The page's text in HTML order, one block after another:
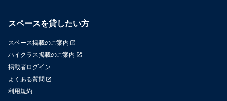
スペースを貸したい方
スペース掲載のご案内
ハイクラス掲載のご案内
掲載者ログイン
よくある質問
利用規約